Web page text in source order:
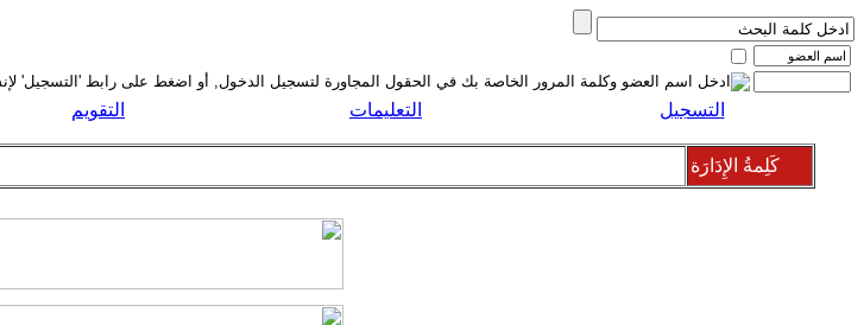
التسجيل التعليمات التقويم
كَلِمةُ الإِدَارَة